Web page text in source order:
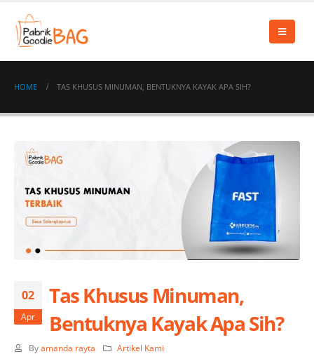
HOME TAS KHUSUS MINUMAN, BENTUKNYA KAYAK APA SIH?
02
Apr
Tas Khusus Minuman,
Bentuknya Kayak Apa Sih?
By amanda rayta Artikel Kami